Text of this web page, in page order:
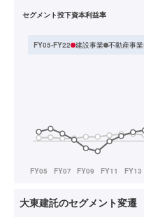
セグメント投下資本利益率
FY05-FY22 建設事業 不動産事業
大東建託のセグメント変遷